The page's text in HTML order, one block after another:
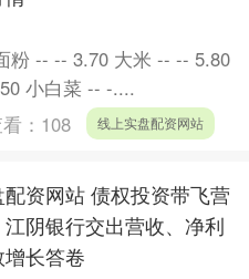
粉 -- -- 3.70 大米 -- -- 5.80
小白菜 -- -....
： 108 线上实盘配资网站
资网站 债权投资带飞营
阴银行交出营收、净利
长答卷